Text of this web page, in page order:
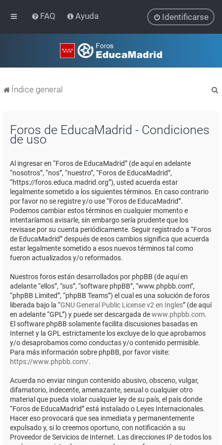
FAQ Ayuda Identificarse
Índice general
Foros de EducaMadrid - Condiciones
de uso
Al ingresar en “Foros de EducaMadrid” (de aquí en adelante
“nosotros”, “nos”, “nuestro”, “Foros de EducaMadrid”,
“https://foros.educa.madrid.org”), usted acuerda estar
legalmente sometido a los siguientes términos. En caso contrario
por favor no se registre y/o use “Foros de EducaMadrid”.
Podemos cambiar estos términos en cualquier momento e
intentaríamos avisarle, sin embargo sería prudente que los
revisase por su cuenta periódicamente. Seguir registrado a “Foros
de EducaMadrid” después de esos cambios significa que acuerda
estar legalmente sometido a esos nuevos términos tal como
fueron actualizados y/o reformados.
Nuestros foros están desarrollados por phpBB (de aquí en
adelante “ellos”, “sus”, “software phpBB”, “www.phpbb.com”,
“phpBB Limited”, “phpBB Teams”) el cual es una solución de foros
liberada bajo la “GNU General Public License v2 en Ingles” (de aquí
en adelante “GPL”) y puede ser descargada dewww.phpbb.com.
El software phpBB solamente facilita discusiones basadas en
Internet y la GPL estrictamente los excluye de lo que aprobamos
y/o desaprobamos como conductas y/o contenido permisible.
Para más información sobre phpBB, por favor visite:
https://www.phpbb.com/.
Acuerda no enviar ningun contenido abusivo, obsceno, vulgar,
difamatorio, indecente, amenazante, sexual o cualquier otro
material que pueda violar cualquier ley de su país, el país donde
“Foros de EducaMadrid” está instalado o Leyes Internacionales.
Hacer eso provocará que sea inmediata y permanentemente
expulsado y, si lo creemos oportuno, con notificación a su
Proveedor de Servicios de Internet. Las direcciones IP de todos los